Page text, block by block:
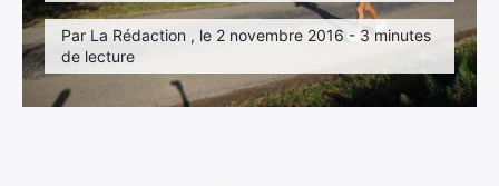
Par La Rédaction , le 2 novembre 2016 - 3 minutes
de lecture